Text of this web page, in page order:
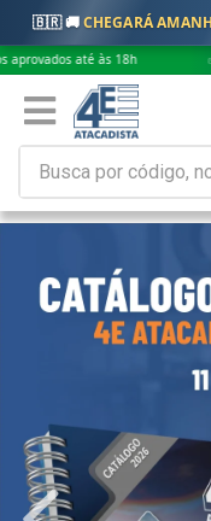
🇧🇷 🚚CHEGARÁ
às 18h ✅ Apenas